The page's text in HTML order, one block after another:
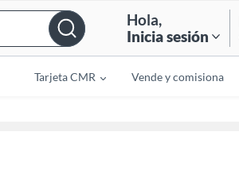
Hola,
Inicia sesión
Tarjeta CMR Vende y comisiona